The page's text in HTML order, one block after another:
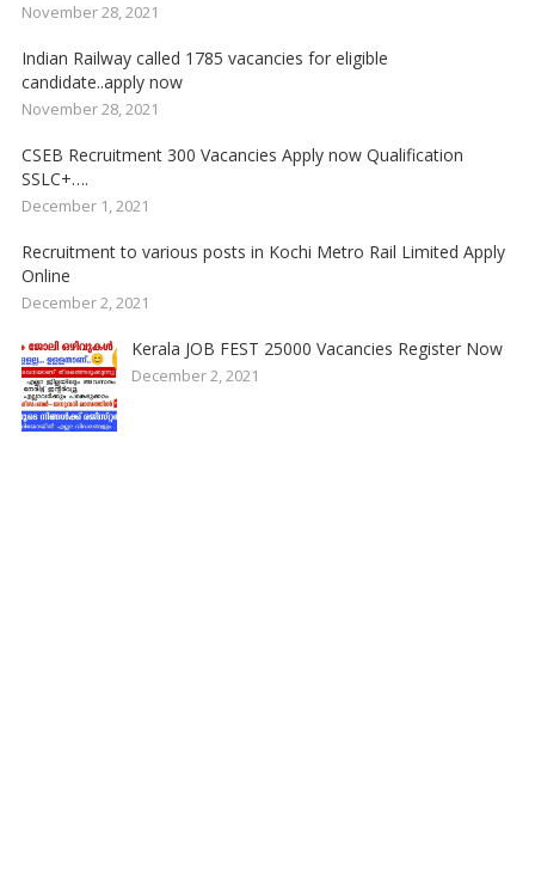
November 28, 2021
Indian Railway called 1785 vacancies for eligible
candidate..apply now
November 28, 2021
CSEB Recruitment 300 Vacancies Apply now Qualification
SSLC+….
December 1, 2021
Recruitment to various posts in Kochi Metro Rail Limited Apply
Online
December 2, 2021
Kerala JOB FEST 25000 Vacancies Register Now
December 2, 2021